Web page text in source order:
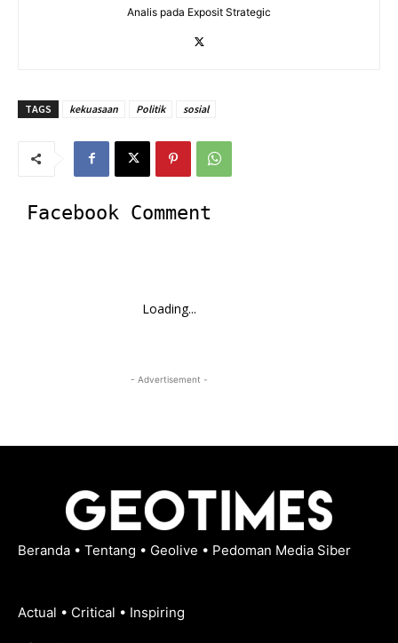
Analis pada Exposit Strategic
TAGS kekuasaan Politik sosial
Facebook Comment
Loading...
- Advertisement -
Beranda • Tentang • Geolive • Pedoman Media Siber
Actual • Critical • Inspiring